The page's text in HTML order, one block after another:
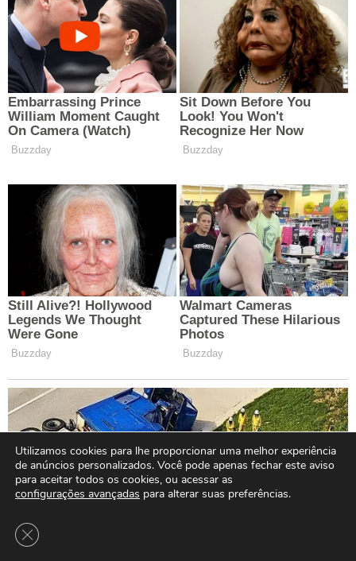
Utilizamos cookies para lhe proporcionar uma melhor experiência
de anúncios personalizados. Você pode apenas fechar este aviso
para aceitar todos os cookies, ou acessar as
configurações avançadas para alterar suas preferências.
Close GDPR Cookie Banner